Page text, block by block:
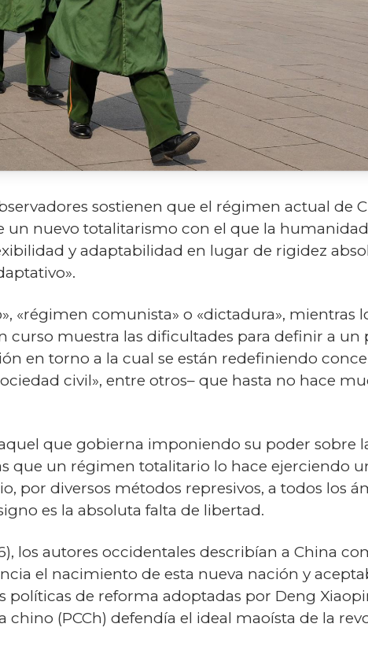
sostienen que el régimen actual de
un nuevo totalitarismo con el que la
y adaptabilidad en lugar de rigidez
«régimen comunista» o «dictadura», mientras
curso muestra las dificultades para definir a un
en torno a la cual se están redefiniendo
civil», entre otros– que hasta no hace
que gobierna imponiendo su poder sobre
que un régimen totalitario lo hace ejerciendo
por diversos métodos represivos, a todos los
es la absoluta falta de libertad.
los autores occidentales describían a China
el nacimiento de esta nueva nación y
de reforma adoptadas por Deng
chino (PCCh) defendía el ideal maoísta de la